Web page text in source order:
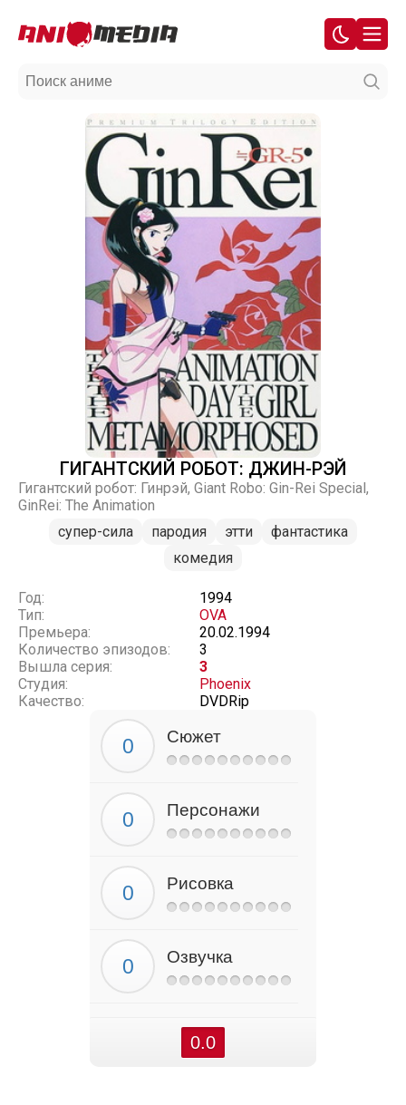
ГИГАНТСКИЙ РОБОТ: ДЖИН-РЭЙ
Гигантский робот: Гинрэй, Giant Robo: Gin-Rei Special,
GinRei: The Animation
супер-сила
пародия этти
фантастика
комедия
Год:
1994
Тип:
OVA
Премьера:
20.02.1994
Количество эпизодов:
3
Вышла серия:
3
Студия:
Phoenix
Качество:
DVDRip
Сюжет
Персонажи
Рисовка
Озвучка
0.0